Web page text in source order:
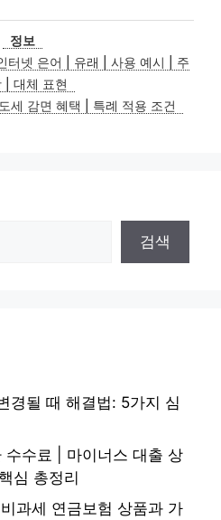
카
테
고
리
정보
터넷 은어 | 유래 | 사용 예시 | 주
| 대체 표현
세 감면 혜택 | 특례 적용 조건
검색
경될 때 해결법: 5가지 심
수수료 | 마이너스 대출 상
심 총정리
과세 연금보험 상품과 가